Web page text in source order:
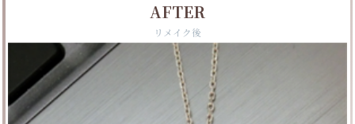
AFTER
リメイク後